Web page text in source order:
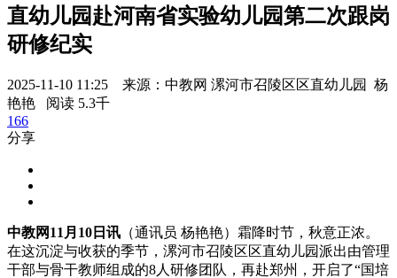
直幼儿园赴河南省实验幼儿园第二次跟岗
研修纪实
2025-11-10 11:25 来源：中教网 漯河市召陵区区直幼儿园 杨
艳艳 阅读 5.3千
166
分享
中教网11月10日讯 （通讯员 杨艳艳）霜降时节，秋意正浓。
在这沉淀与收获的季节，漯河市召陵区区直幼儿园派出由管理
干部与骨干教师组成的8人研修团队，再赴郑州，开启了“国培